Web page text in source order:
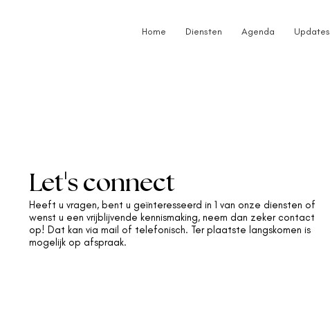
Home Diensten Agenda Updates
Let's connect
Heeft u vragen, bent u geïnteresseerd in 1 van onze diensten of
wenst u een vrijblijvende kennismaking, neem dan zeker contact
op! Dat kan via mail of telefonisch. Ter plaatste langskomen is
mogelijk op afspraak.